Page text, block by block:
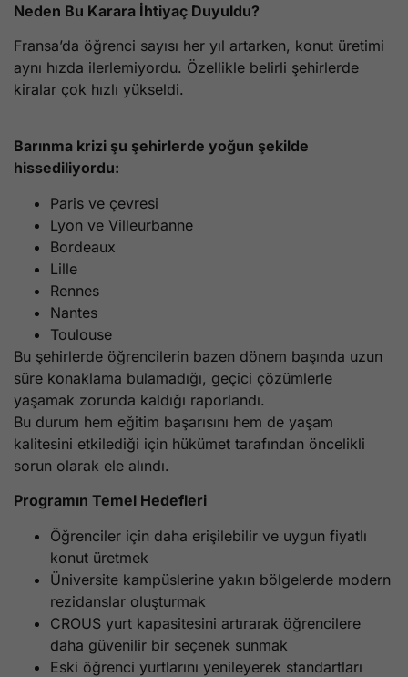
Neden Bu Karara İhtiyaç Duyuldu?
Fransa’da öğrenci sayısı her yıl artarken, konut üretimi
aynı hızda ilerlemiyordu. Özellikle belirli şehirlerde
kiralar çok hızlı yükseldi.
Barınma krizi şu şehirlerde yoğun şekilde
hissediliyordu:
Paris ve çevresi
Lyon ve Villeurbanne
Bordeaux
Lille
Rennes
Nantes
Toulouse
Bu şehirlerde öğrencilerin bazen dönem başında uzun
süre konaklama bulamadığı, geçici çözümlerle
yaşamak zorunda kaldığı raporlandı.
Bu durum hem eğitim başarısını hem de yaşam
kalitesini etkilediği için hükümet tarafından öncelikli
sorun olarak ele alındı.
Programın Temel Hedefleri
Öğrenciler için daha erişilebilir ve uygun fiyatlı
konut üretmek
Üniversite kampüslerine yakın bölgelerde modern
rezidanslar oluşturmak
CROUS yurt kapasitesini artırarak öğrencilere
daha güvenilir bir seçenek sunmak
Eski öğrenci yurtlarını yenileyerek standartları